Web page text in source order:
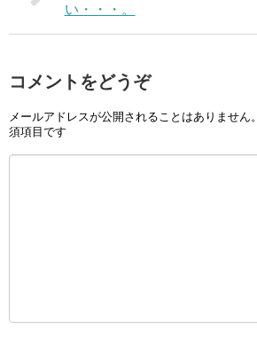
い・・・。
コメントをどうぞ
メールアドレスが公開されることはありません。
須項目です